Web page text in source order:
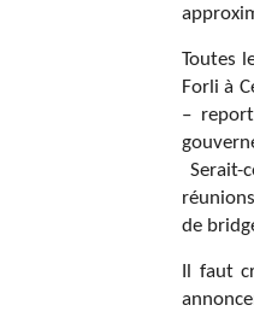
Toutes
Forli à
–
Serait-
réunions
de
Il faut